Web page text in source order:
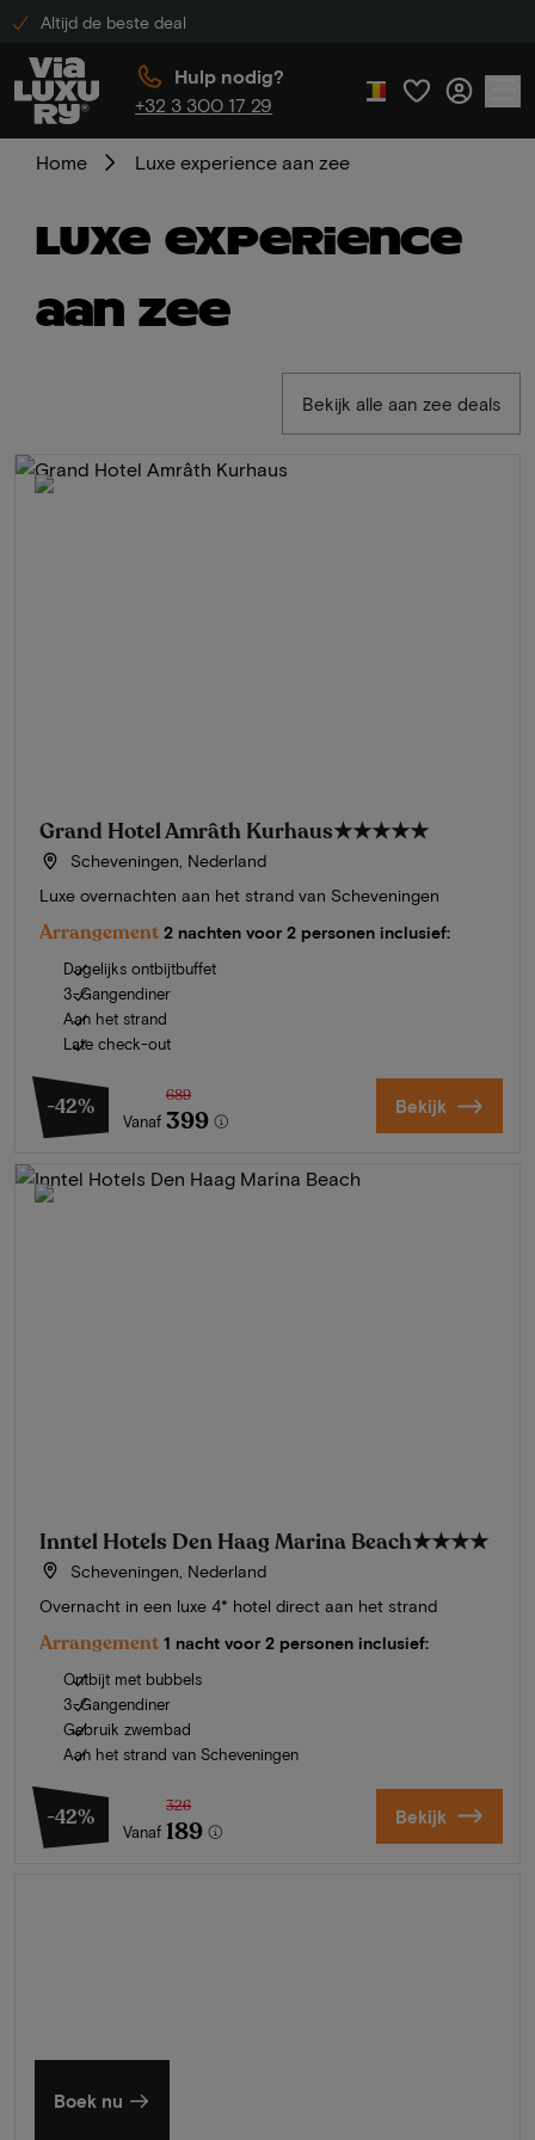
Altijd de beste deal
Hulp nodig?
+32 3 300 17 29
Home Luxe experience aan zee
Luxe experience
aan zee
Bekijk alle aan zee deals
Grand Hotel Amrâth Kurhaus★★★★★
Scheveningen, Nederland
Luxe overnachten aan het strand van Scheveningen
Arrangement 2 nachten voor 2 personen inclusief:
Dagelijks ontbijtbuffet
3-Gangendiner
Aan het strand
Late check-out
-42%
Vanaf
689
399 Bekijk
Inntel Hotels Den Haag Marina Beach★★★★
Scheveningen, Nederland
Overnacht in een luxe 4* hotel direct aan het strand
Arrangement 1 nacht voor 2 personen inclusief:
Ontbijt met bubbels
3-Gangendiner
Gebruik zwembad
Aan het strand van Scheveningen
-42%
Vanaf
326
189 Bekijk
Boek nu